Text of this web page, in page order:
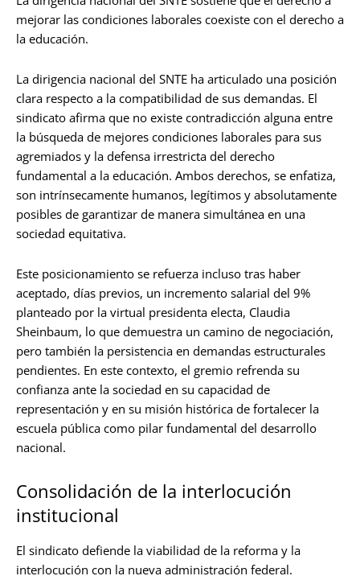
mejorar las condiciones laborales coexiste con el derecho a
la educación.
La dirigencia nacional del SNTE ha articulado una posición
clara respecto a la compatibilidad de sus demandas. El
sindicato afirma que no existe contradicción alguna entre
la búsqueda de mejores condiciones laborales para sus
agremiados y la defensa irrestricta del derecho
fundamental a la educación. Ambos derechos, se enfatiza,
son intrínsecamente humanos, legítimos y absolutamente
posibles de garantizar de manera simultánea en una
sociedad equitativa.
Este posicionamiento se refuerza incluso tras haber
aceptado, días previos, un incremento salarial del 9%
planteado por la virtual presidenta electa, Claudia
Sheinbaum, lo que demuestra un camino de negociación,
pero también la persistencia en demandas estructurales
pendientes. En este contexto, el gremio refrenda su
confianza ante la sociedad en su capacidad de
representación y en su misión histórica de fortalecer la
escuela pública como pilar fundamental del desarrollo
nacional.
Consolidación de la interlocución
institucional
El sindicato defiende la viabilidad de la reforma y la
interlocución con la nueva administración federal.